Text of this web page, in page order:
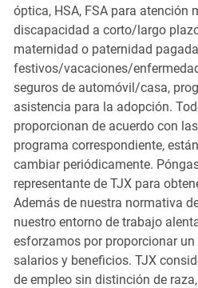
óptica, HSA, FSA para atención
discapacidad a corto/largo
maternidad o paternidad
festivos/vacaciones/
seguros de automóvil/casa,
asistencia para la adopción.
proporcionan de acuerdo con
programa correspondiente,
cambiar periódicamente.
representante de TJX para
Además de nuestra normativa
nuestro entorno de trabajo
esforzamos por proporcionar
salarios y beneficios. TJX
de empleo sin distinción de